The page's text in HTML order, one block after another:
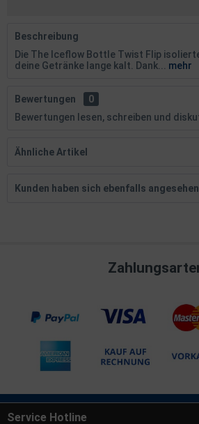
Beschreibung
Die The Iceflow Bottle Twist Flip
deine Getränke lange kalt. Dank...
mehr
Bewertungen
0
Bewertungen lesen, schreiben und
Ähnliche Artikel
Kunden haben sich ebenfalls angesehen
Service Hotline